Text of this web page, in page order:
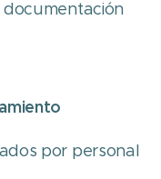
por personal